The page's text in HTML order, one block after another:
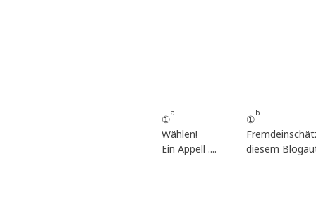
①
a
Wählen!
Ein Appell ....
①
b
diesem